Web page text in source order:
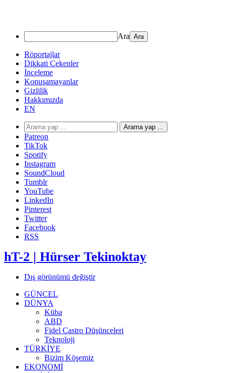
Ara
Röportajlar
Dikkati Çekenler
İnceleme
Konuşamayanlar
Gizlilik
Hakkımızda
EN
Arama yap ...
Patreon
TikTok
Spotify
Instagram
SoundCloud
Tumblr
YouTube
LinkedIn
Pinterest
Twitter
Facebook
RSS
hT-2 | Hürser Tekinoktay
Dış görünümü değiştir
GÜNCEL
DÜNYA
Küba
ABD
Fidel Castro Düşünceleri
Teknoloji
TÜRKİYE
Bizim Köşemiz
EKONOMİ